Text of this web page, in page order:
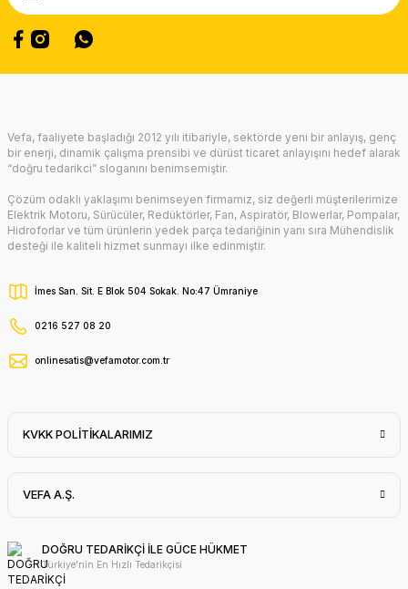
Vefa, faaliyete başladığı 2012 yılı itibariyle, sektörde yeni bir anlayış, genç
bir enerji, dinamik çalışma prensibi ve dürüst ticaret anlayışını hedef alarak
“doğru tedarikci” sloganını benimsemiştir.
Çözüm odaklı yaklaşımı benimseyen firmamız, siz değerli müşterilerimize
Elektrik Motoru, Sürücüler, Redüktörler, Fan, Aspiratör, Blowerlar, Pompalar,
Hidroforlar ve tüm ürünlerin yedek parça tedariğinin yanı sıra Mühendislik
desteği ile kaliteli hizmet sunmayı ilke edinmiştir.
İmes San. Sit. E Blok 504 Sokak. No:47 Ümraniye
0216 527 08 20
onlinesatis@vefamotor.com.tr
KVKK POLİTİKALARIMIZ
VEFA A.Ş.
DOĞRU TEDARİKÇİ İLE GÜCE HÜKMET
Türkiye'nin En Hızlı Tedarikçisi